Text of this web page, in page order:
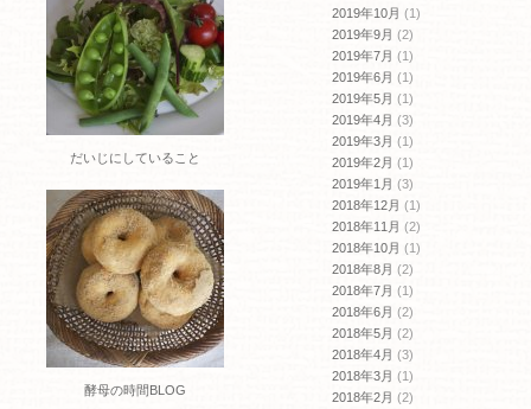
だいじにしていること
酵母の時間BLOG
2019年10月 (1)
2019年9月 (2)
2019年7月 (1)
2019年6月 (1)
2019年5月 (1)
2019年4月 (3)
2019年3月 (1)
2019年2月 (1)
2019年1月 (3)
2018年12月 (1)
2018年11月 (2)
2018年10月 (1)
2018年8月 (2)
2018年7月 (1)
2018年6月 (2)
2018年5月 (2)
2018年4月 (3)
2018年3月 (1)
2018年2月 (2)